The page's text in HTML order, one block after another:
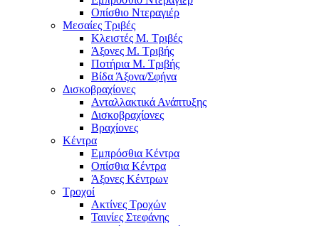
Οπίσθιο Ντεραγιέρ
Μεσαίες Τριβές
Κλειστές Μ. Τριβές
Άξονες Μ. Τριβής
Ποτήρια Μ. Τριβής
Βίδα Άξονα/Σφήνα
Δισκοβραχίονες
Ανταλλακτικά Ανάπτυξης
Δισκοβραχίονες
Βραχίονες
Κέντρα
Εμπρόσθια Κέντρα
Οπίσθια Κέντρα
Άξονες Κέντρων
Τροχοί
Ακτίνες Τροχών
Ταινίες Στεφάνης